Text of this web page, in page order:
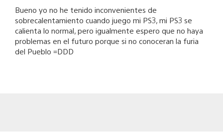
Bueno yo no he tenido inconvenientes de
sobrecalentamiento cuando juego mi PS3, mi PS3 se
calienta lo normal, pero igualmente espero que no haya
problemas en el futuro porque si no conoceran la furia
del Pueblo =DDD